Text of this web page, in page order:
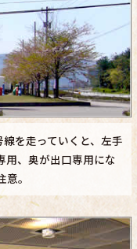
を走っていくと、左手
用、奥が出口専用にな
。